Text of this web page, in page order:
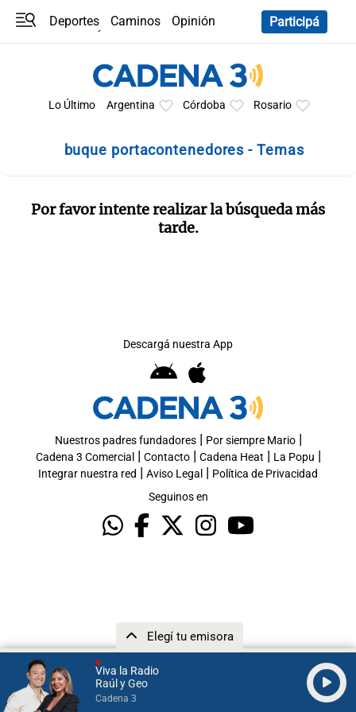
Viva la Radio
Raúl y Geo
Cadena 3
Elegí tu emisora
Deportes Caminos
Opinión
Participá
Lo Último Argentina Córdoba Rosario
buque portacontenedores - Temas
Por favor intente realizar la búsqueda más
tarde.
Descargá nuestra App
Nuestros padres fundadores| Por siempre Mario|
Cadena 3 Comercial | Contacto| Cadena Heat | La Popu |
Integrar nuestra red | Aviso Legal | Política de Privacidad
Seguinos en